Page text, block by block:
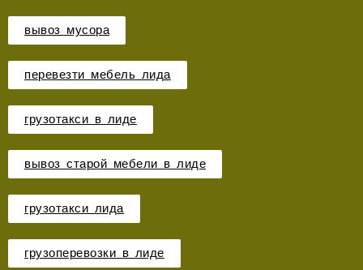
вывоз мусора
перевезти мебель лида
грузотакси в лиде
вывоз старой мебели в лиде
грузотакси лида
грузоперевозки в лиде